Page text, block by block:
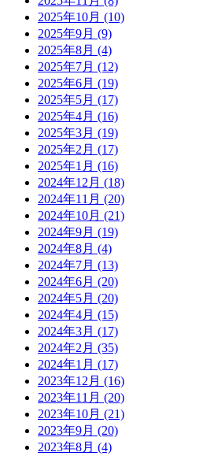
2025年10月 (10)
2025年9月 (9)
2025年8月 (4)
2025年7月 (12)
2025年6月 (19)
2025年5月 (17)
2025年4月 (16)
2025年3月 (19)
2025年2月 (17)
2025年1月 (16)
2024年12月 (18)
2024年11月 (20)
2024年10月 (21)
2024年9月 (19)
2024年8月 (4)
2024年7月 (13)
2024年6月 (20)
2024年5月 (20)
2024年4月 (15)
2024年3月 (17)
2024年2月 (35)
2024年1月 (17)
2023年12月 (16)
2023年11月 (20)
2023年10月 (21)
2023年9月 (20)
2023年8月 (4)